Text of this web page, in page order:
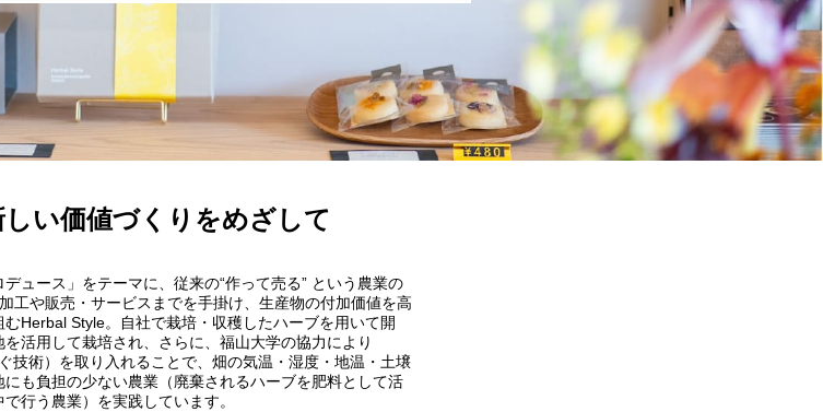
しい価値づくりをめざして
デュース」をテーマに、従来の“作って売る” という農業の
工や販売・サービスまでを手掛け、生産物の付加価値を高
Herbal Style。自社で栽培・収穫したハーブを用いて開
活用して栽培され、さらに、福山大学の協力により
技術）を取り入れることで、畑の気温・湿度・地温・土壌
も負担の少ない農業（廃棄されるハーブを肥料として活
行う農業）を実践しています。